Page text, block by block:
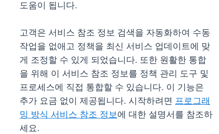
도움이 됩니다.
고객은 서비스 참조 정보 검색을 자동화하여 수동
작업을 없애고 정책을 최신 서비스 업데이트에 맞
게 조정할 수 있게 되었습니다. 또한 원활한 통합
을 위해 이 서비스 참조 정보를 정책 관리 도구 및
프로세스에 직접 통합할 수 있습니다. 이 기능은
추가 요금 없이 제공됩니다. 시작하려면 프로그래
밍 방식 서비스 참조 정보에 대한 설명서를 참조하
세요.